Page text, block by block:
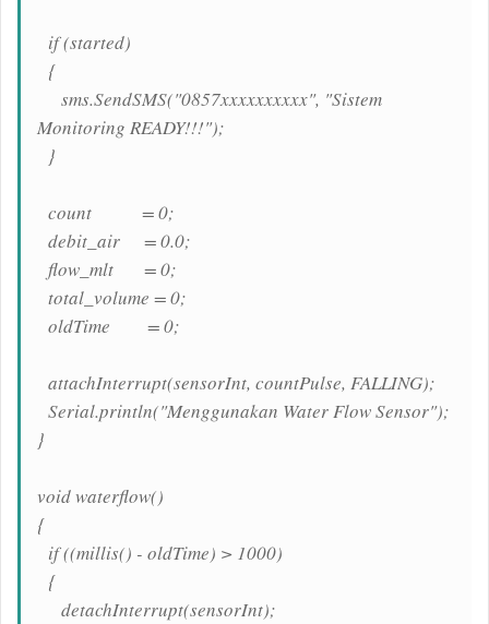
if (started)
{
sms.SendSMS("0857xxxxxxxxxx", "Sistem
Monitoring READY!!!");
}
count = 0;
debit_air = 0.0;
flow_mlt = 0;
total_volume = 0;
oldTime = 0;
attachInterrupt(sensorInt, countPulse, FALLING);
Serial.println("Menggunakan Water Flow Sensor");
}
void waterflow()
{
if ((millis() - oldTime) > 1000)
{
detachInterrupt(sensorInt);